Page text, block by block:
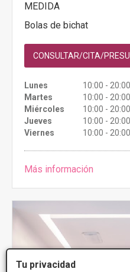
Tu privacidad
MEDIDA
Bolas de bichat
CONSULTAR/CITA/
Lunes
10:00 -
Martes
10:00 -
Miércoles
10:00 -
Jueves
10:00 -
Viernes
10:00 -
Más información